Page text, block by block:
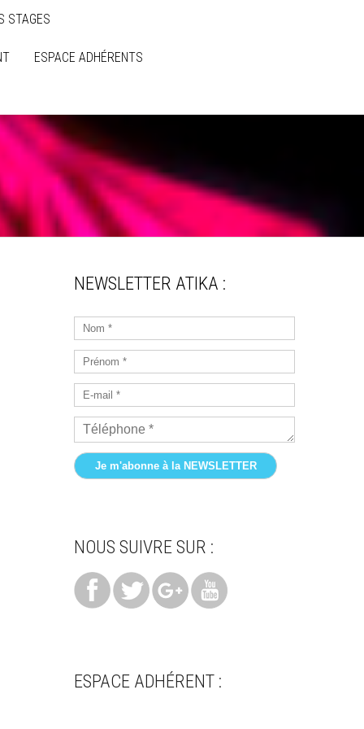
STAGES
ESPACE ADHÉRENTS
NEWSLETTER ATIKA :
Nom
*
Prénom
*
E-
mail
Téléphone
*
NOUS SUIVRE SUR :
ESPACE ADHÉRENT :